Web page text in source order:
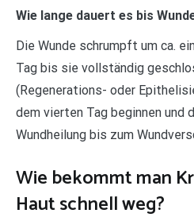
Wie lange dauert es bis
Die Wunde schrumpft um ca.
Tag bis sie vollständig
(Regenerations- oder
dem vierten Tag beginnen und
Wundheilung bis zum
Wie bekommt man
Haut schnell weg?